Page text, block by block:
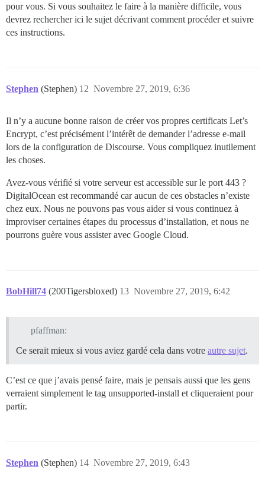
pour vous. Si vous souhaitez le faire à la manière difficile, vous
devrez rechercher ici le sujet décrivant comment procéder et suivre
ces instructions.
Stephen (Stephen) Novembre 27, 2019, 6:36
12
Il n’y a aucune bonne raison de créer vos propres certificats Let’s
Encrypt, c’est précisément l’intérêt de demander l’adresse e-mail
lors de la configuration de Discourse. Vous compliquez inutilement
les choses.
Avez-vous vérifié si votre serveur est accessible sur le port 443 ?
DigitalOcean est recommandé car aucun de ces obstacles n’existe
chez eux. Nous ne pouvons pas vous aider si vous continuez à
improviser certaines étapes du processus d’installation, et nous ne
pourrons guère vous assister avec Google Cloud.
BobHill74 (200Tigersbloxed) Novembre 27, 2019, 6:42
13
pfaffman:
Ce serait mieux si vous aviez gardé cela dans votre autre sujet.
C’est ce que j’avais pensé faire, mais je pensais aussi que les gens
verraient simplement le tag unsupported-install et cliqueraient pour
partir.
Stephen (Stephen) Novembre 27, 2019, 6:43
14